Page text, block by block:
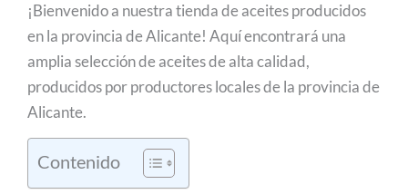
¡Bienvenido a nuestra tienda de aceites producidos
en la provincia de Alicante! Aquí encontrará una
amplia selección de aceites de alta calidad,
producidos por productores locales de la provincia de
Alicante.
Contenido